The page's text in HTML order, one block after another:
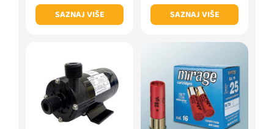
SAZNAJ VIŠE
SAZNAJ VIŠE